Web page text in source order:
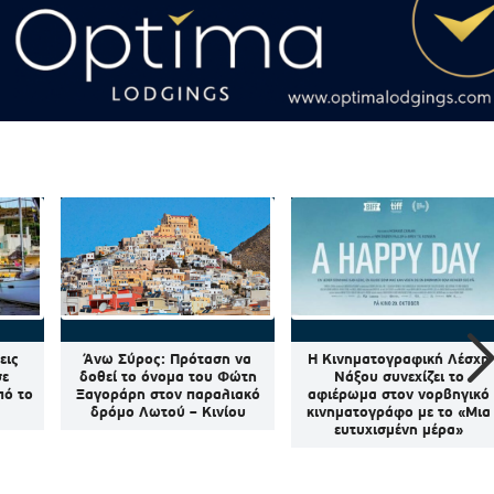
το
Άνω Σύρος: Πρόταση να
δοθεί το όνομα του Φώτη
Ξαγοράρη στον παραλιακό
δρόμο Λωτού – Κινίου
Η Κινηματογραφική Λέσχη
Νάξου συνεχίζει το
αφιέρωμα στον νορβηγικό
κινηματογράφο με το «Μια
ευτυχισμένη μέρα»